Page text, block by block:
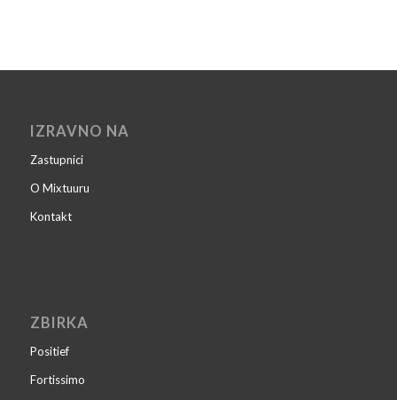
IZRAVNO NA
Zastupnici
O Mixtuuru
Kontakt
ZBIRKA
Positief
Fortissimo